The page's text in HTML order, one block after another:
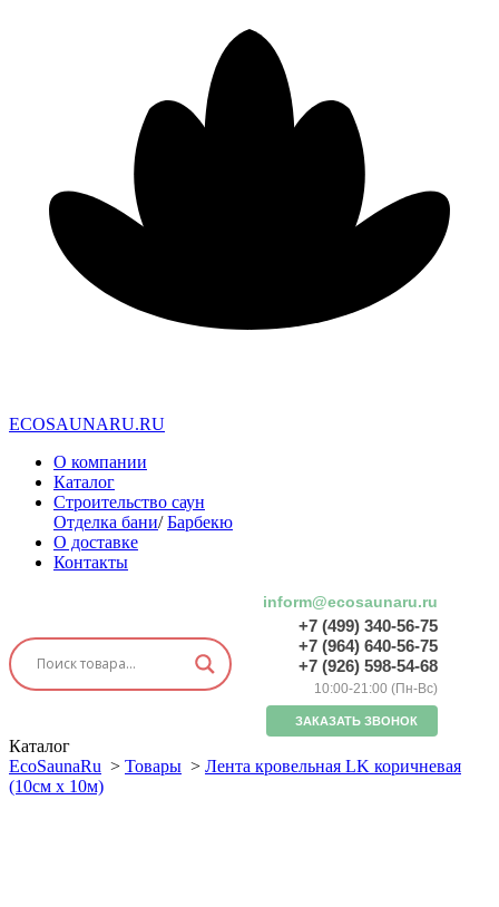
ECOSAUNARU.RU
О компании
Каталог
Строительство саун
Отделка бани/Барбекю
О доставке
Контакты
inform@ecosaunaru.ru
+7 (499) 340-56-75
+7 (964) 640-56-75
+7 (926) 598-54-68
10:00-21:00 (Пн-Вс)
ЗАКАЗАТЬ ЗВОНОК
Каталог
EcoSaunaRu > Товары > Лента кровельная LK коричневая
(10см х 10м)